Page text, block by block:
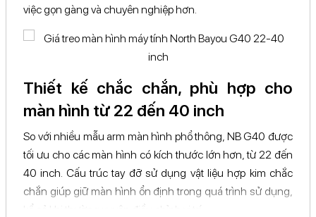
Phù hợp cho văn phòng, gaming và thiết kế đồ
Tương thích màn
hình
22-40 inch
việc gọn gàng và chuyên nghiệp hơn.
Thiết kế chắc chắn, phù hợp cho
màn hình từ 22 đến 40 inch
So với nhiều mẫu arm màn hình phổ thông, NB G40 được
tối ưu cho các màn hình có kích thước lớn hơn, từ 22 đến
40 inch. Cấu trúc tay đỡ sử dụng vật liệu hợp kim chắc
chắn giúp giữ màn hình ổn định trong quá trình sử dụng,
kể cả khi thường xuyên điều chỉnh vị trí.